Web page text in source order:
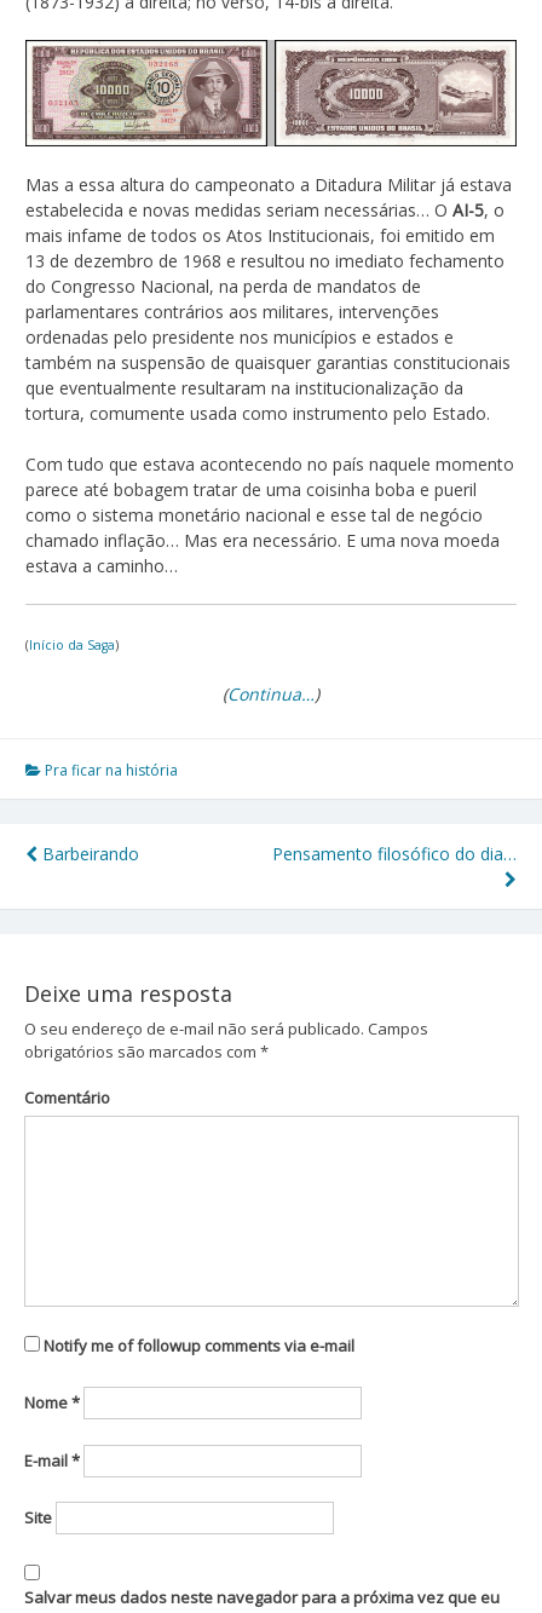
Mas a essa altura do campeonato a Ditadura Militar já estava
estabelecida e novas medidas seriam necessárias… O AI-5, o
mais infame de todos os Atos Institucionais, foi emitido em
13 de dezembro de 1968 e resultou no imediato fechamento
do Congresso Nacional, na perda de mandatos de
parlamentares contrários aos militares, intervenções
ordenadas pelo presidente nos municípios e estados e
também na suspensão de quaisquer garantias constitucionais
que eventualmente resultaram na institucionalização da
tortura, comumente usada como instrumento pelo Estado.
Com tudo que estava acontecendo no país naquele momento
parece até bobagem tratar de uma coisinha boba e pueril
como o sistema monetário nacional e esse tal de negócio
chamado inflação… Mas era necessário. E uma nova moeda
estava a caminho…
(Início da Saga)
(Continua…)
Pra ficar na história
de
Barbeirando Pensamento filosófico do dia…
Deixe uma resposta
O seu endereço de e-mail não será publicado. Campos
obrigatórios são marcados com *
Comentário
Notify me of followup comments via e-mail
Nome*
E-mail*
Site
Salvar meus dados neste navegador para a próxima vez que eu